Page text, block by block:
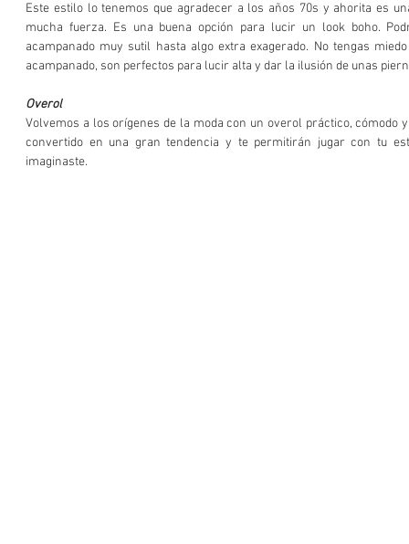
Este estilo lo tenemos que agradecer a los años 70s y ahorita es
mucha fuerza. Es una buena opción para lucir un look boho.
acampanado muy sutil hasta algo extra exagerado. No tengas
acampanado, son perfectos para lucir alta y dar la ilusión de unas
Overol
Volvemos a los orígenes de la moda con un overol práctico, cómodo
convertido en una gran tendencia y te permitirán jugar con tu
imaginaste.